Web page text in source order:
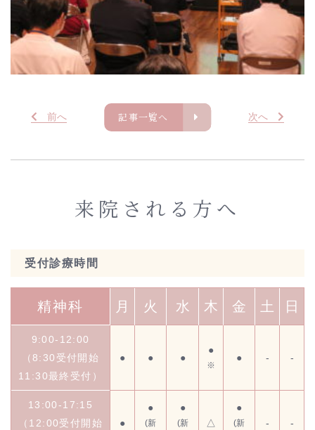
前へ 記事一覧へ 次へ
来院される方へ
受付診療時間
精神科 月 火 水 木 金 土 日
9:00-12:00
（8:30受付開始
11:30最終受付）
● ● ●
●
※
● - -
13:00-17:15
（12:00受付開始
●
●
(新
●
(新
△
●
(新
- -